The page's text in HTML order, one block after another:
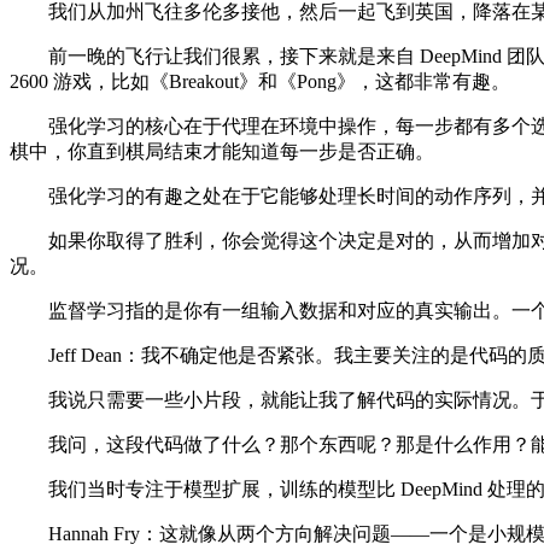
我们从加州飞往多伦多接他，然后一起飞到英国，降落在某
前一晚的飞行让我们很累，接下来就是来自 DeepMind 团队
2600 游戏，比如《Breakout》和《Pong》，这都非常有趣。
强化学习的核心在于代理在环境中操作，每一步都有多个
棋中，你直到棋局结束才能知道每一步是否正确。
强化学习的有趣之处在于它能够处理长时间的动作序列，
如果你取得了胜利，你会觉得这个决定是对的，从而增加
况。
监督学习指的是你有一组输入数据和对应的真实输出。一个
Jeff Dean：我不确定他是否紧张。我主要关注的是代码的
我说只需要一些小片段，就能让我了解代码的实际情况。
我问，这段代码做了什么？那个东西呢？那是什么作用？
我们当时专注于模型扩展，训练的模型比 DeepMind 处理的
Hannah Fry：这就像从两个方向解决问题——一个是小规模